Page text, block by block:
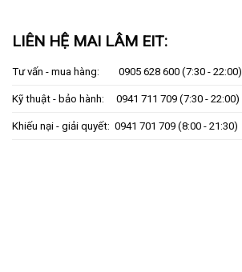
LIÊN HỆ MAI LÂM EIT:
Tư vấn - mua hàng: 0905 628 600 (7:30 - 22:00)
Kỹ thuật - bảo hành: 0941 711 709 (7:30 - 22:00)
Khiếu nại - giải quyết: 0941 701 709 (8:00 - 21:30)